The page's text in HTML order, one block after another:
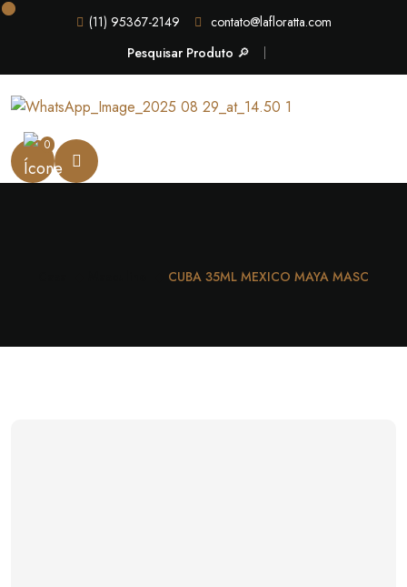
(11) 95367-2149
contato@lafloratta.com
Pesquisar Produto 🔎
0
CUBA 35ML MEXICO MAYA MASC